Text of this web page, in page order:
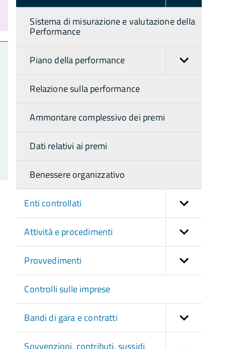
Sistema di misurazione e valutazione della
Performance
Piano della performance
Relazione sulla performance
Ammontare complessivo dei premi
Dati relativi ai premi
Benessere organizzativo
Enti controllati
Attività e procedimenti
Provvedimenti
Controlli sulle imprese
Bandi di gara e contratti
Sovvenzioni, contributi, sussidi,